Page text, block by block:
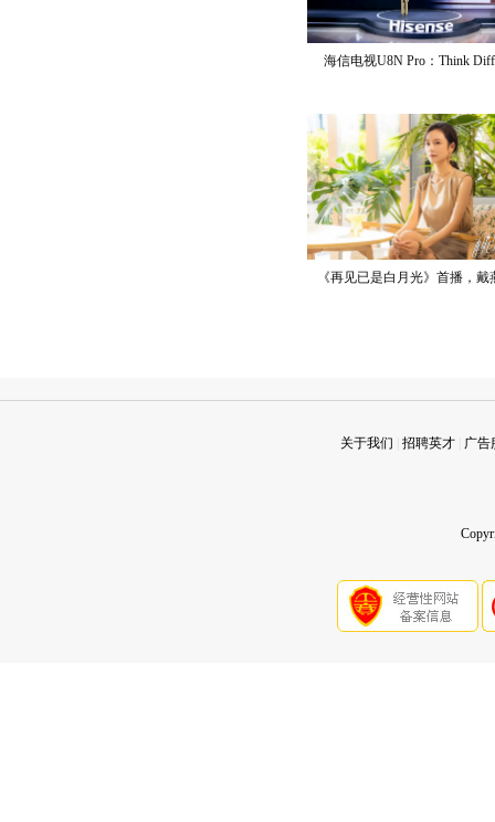
海信电视U8N Pro：Think
《再见已是白月光》首播，戴
关于我们 招聘英才 广告